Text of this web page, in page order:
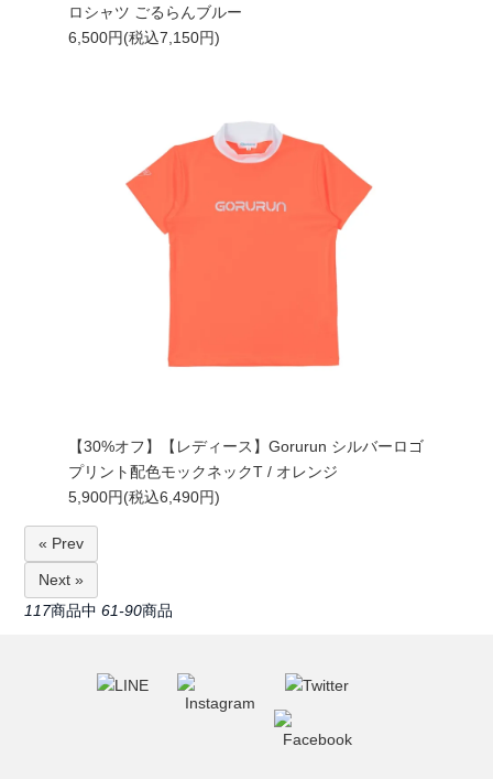
ロシャツ ごるらんブルー
6,500円(税込7,150円)
【30%オフ】【レディース】Gorurun シルバーロゴ
プリント配色モックネックT / オレンジ
5,900円(税込6,490円)
« Prev
Next »
117商品中 61-90商品